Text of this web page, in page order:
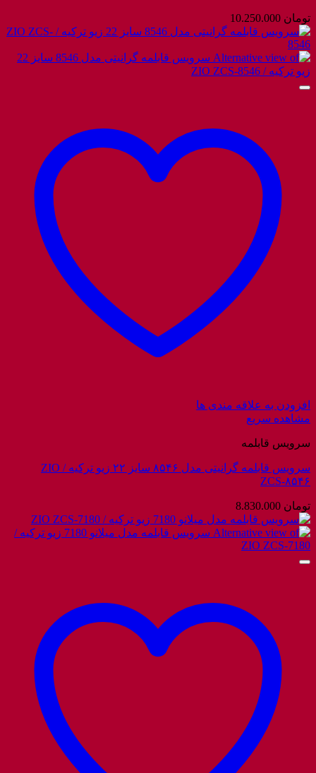
تومان
افزودن به علاقه مندی ها
مشاهده سریع
سرویس قابلمه
سرویس قابلمه گرانیتی مدل ۸۵۴۶ سایز ۲۲ زیو ترکیه / ZIO
ZCS-۸۵۴۶
تومان